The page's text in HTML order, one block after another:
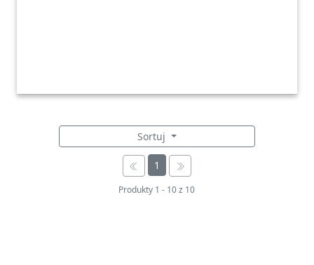
Sortuj
1
Produkty 1 - 10z 10